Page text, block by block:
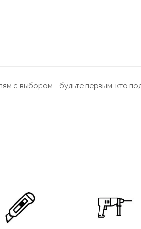
с выбором - будьте первым, кто